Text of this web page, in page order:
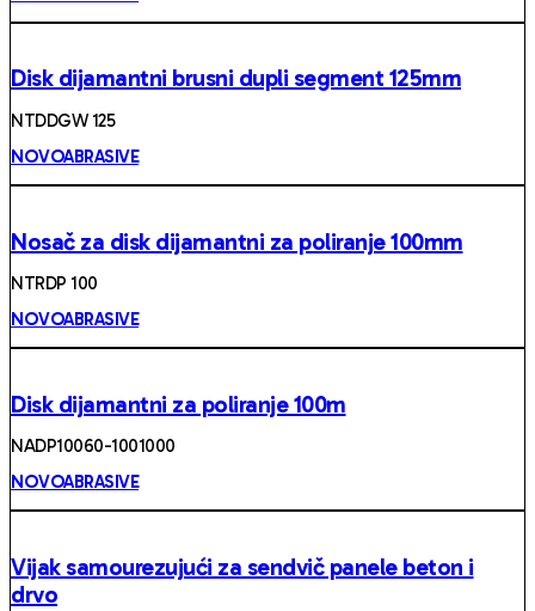
Disk dijamantni brusni dupli segment 125mm
NTDDGW 125
NOVOABRASIVE
Nosač za disk dijamantni za poliranje 100mm
NTRDP 100
NOVOABRASIVE
Disk dijamantni za poliranje 100m
NADP10060-1001000
NOVOABRASIVE
Vijak samourezujući za sendvič panele beton i
drvo